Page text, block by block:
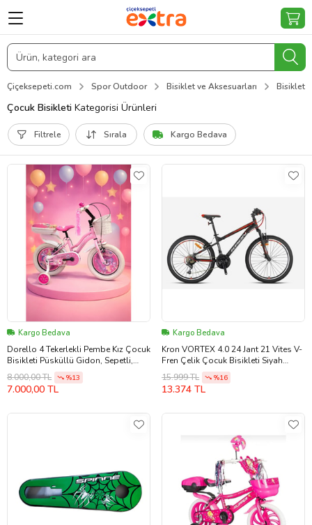
Çiçeksepeti.com Spor Outdoor Bisiklet ve Aksesuarları Bisiklet
Çocuk Bisikleti Kategorisi Ürünleri
Filtrele Sırala Kargo Bedava
Kargo Bedava
Dorello 4 Tekerlekli Pembe Kız Çocuk
Bisikleti Püsküllü Gidon, Sepetli,
Bagajlı, Jantlı Model 4-7 Yaş (Pudra
Pembe)
8.000,00 TL %13
7.000,00 TL
Kargo Bedava
Kron VORTEX 4.0 24 Jant 21 Vites V-
Fren Çelik Çocuk Bisikleti Siyah
Kırmızı Kron Vitesli Bisiklet
15.999 TL %16
13.374 TL